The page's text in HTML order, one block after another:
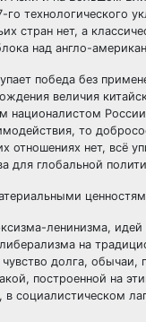
технологического
стран нет, а
над англо-
победа без
величия
националистом
то
отношениях нет, всё
для глобальной
ленинизма,
на
долга,
построенной на
в социалистическом